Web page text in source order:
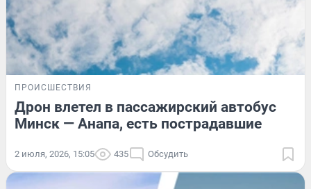
ПРОИСШЕСТВИЯ
Дрон влетел в пассажирский автобус
Минск — Анапа, есть пострадавшие
2 июля, 2026, 15:05 435 Обсудить